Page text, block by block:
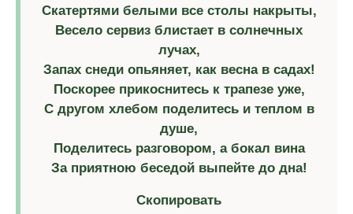
Скатертями белыми все столы накрыты,
Весело сервиз блистает в солнечных
лучах,
Запах снеди опьяняет, как весна в садах!
Поскорее прикоснитесь к трапезе уже,
С другом хлебом поделитесь и теплом в
душе,
Поделитесь разговором, а бокал вина
За приятною беседой выпейте до дна!
Скопировать